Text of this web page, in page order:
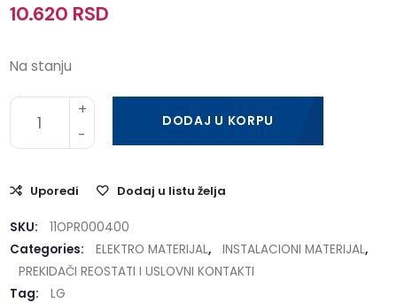
10.620 RSD
Na stanju
DODAJ U KORPU
Uporedi Dodaj u listu želja
SKU:
11OPR000400
Categories:
ELEKTRO MATERIJAL, INSTALACIONI MATERIJAL,
PREKIDAČI REOSTATI I USLOVNI KONTAKTI
Tag:
LG